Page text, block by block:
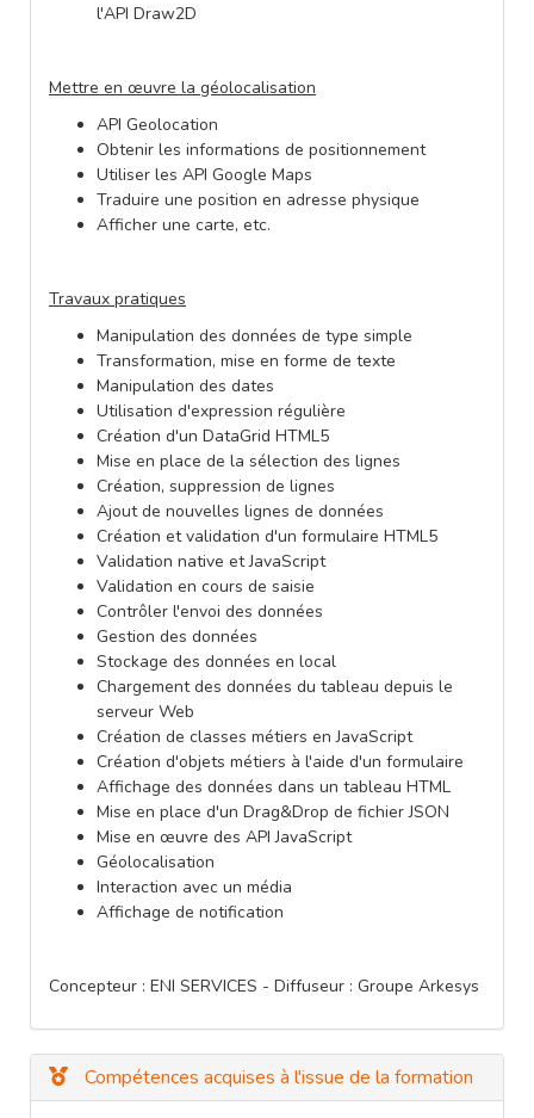
l'API Draw2D
Mettre en œuvre la géolocalisation
API Geolocation
Obtenir les informations de positionnement
Utiliser les API Google Maps
Traduire une position en adresse physique
Afficher une carte, etc.
Travaux pratiques
Manipulation des données de type simple
Transformation, mise en forme de texte
Manipulation des dates
Utilisation d'expression régulière
Création d'un DataGrid HTML5
Mise en place de la sélection des lignes
Création, suppression de lignes
Ajout de nouvelles lignes de données
Création et validation d'un formulaire HTML5
Validation native et JavaScript
Validation en cours de saisie
Contrôler l'envoi des données
Gestion des données
Stockage des données en local
Chargement des données du tableau depuis le
serveur Web
Création de classes métiers en JavaScript
Création d'objets métiers à l'aide d'un formulaire
Affichage des données dans un tableau HTML
Mise en place d'un Drag&Drop de fichier JSON
Mise en œuvre des API JavaScript
Géolocalisation
Interaction avec un média
Affichage de notification
Concepteur : ENI SERVICES - Diffuseur : Groupe Arkesys
Compétences acquises à l'issue de la formation